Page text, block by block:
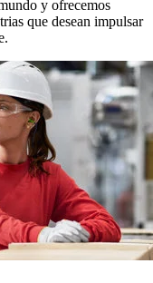
y ofrecemos
que desean impulsar